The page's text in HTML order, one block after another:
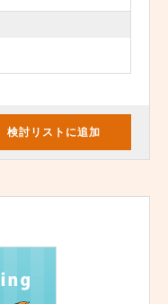
検討リスト に追加